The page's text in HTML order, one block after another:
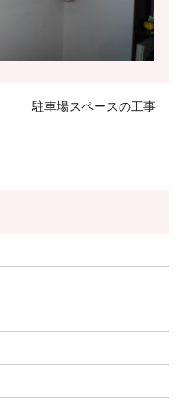
駐車場スペースの工事